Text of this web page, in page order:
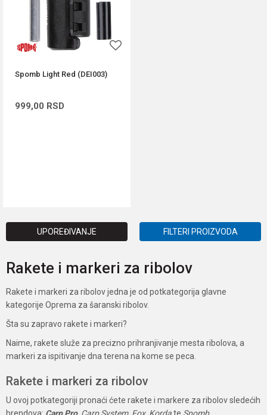
Spomb Light Red (DEI003)
999,00 RSD
UPOREĐIVANJE FILTERI PROIZVODA
Rakete i markeri za ribolov
Rakete i markeri za ribolov jedna je od potkategorija glavne
kategorije Oprema za šaranski ribolov.
Šta su zapravo rakete i markeri?
Naime, rakete služe za precizno prihranjivanje mesta ribolova, a
markeri za ispitivanje dna terena na kome se peca.
Rakete i markeri za ribolov
U ovoj potkategoriji pronaći ćete rakete i markere za ribolov sledećih